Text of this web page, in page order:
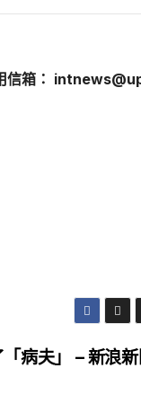
信箱：
病夫」 – 新浪新